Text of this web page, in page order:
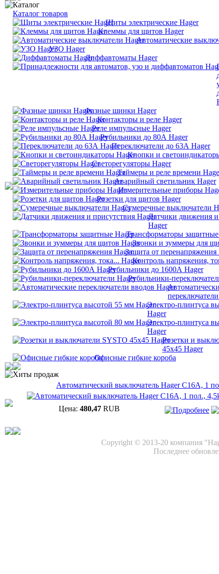
Каталог
Каталог товаров
Щиты электрические Hager
Клеммы для щитов Hager
Автоматические
УЗО Hager
Диффавтоматы Hager
Фазные шинки Hager
Контакторы и реле Hager
Реле импульсные Hager
Рубильники до 80А Hager
Переключатели до 63А Hager
Кнопки и
Светорегуляторы Hager
Таймеры и реле времени
Аварийный светильник Hager
Измерительные приборы
Розетки для щитов Hager
Сумеречные выключатели
Датчики движения и
Hager
Трансформаторы
Звонки и зуммеры для
Защита от перенапряжения
Контроль напряжения,
Рубильники до 1600А Hager
Рубильники-
Электро-плинтуса
Hager
Электро-плинтуса
Hager
Розетки и
45х45 Hager
Офисные гибкие короба
Хиты продаж
Автоматический выключатель Hager C16A, 1
Цена: 480,47 RUB
Copyright © 2013-20 компания
Последнее